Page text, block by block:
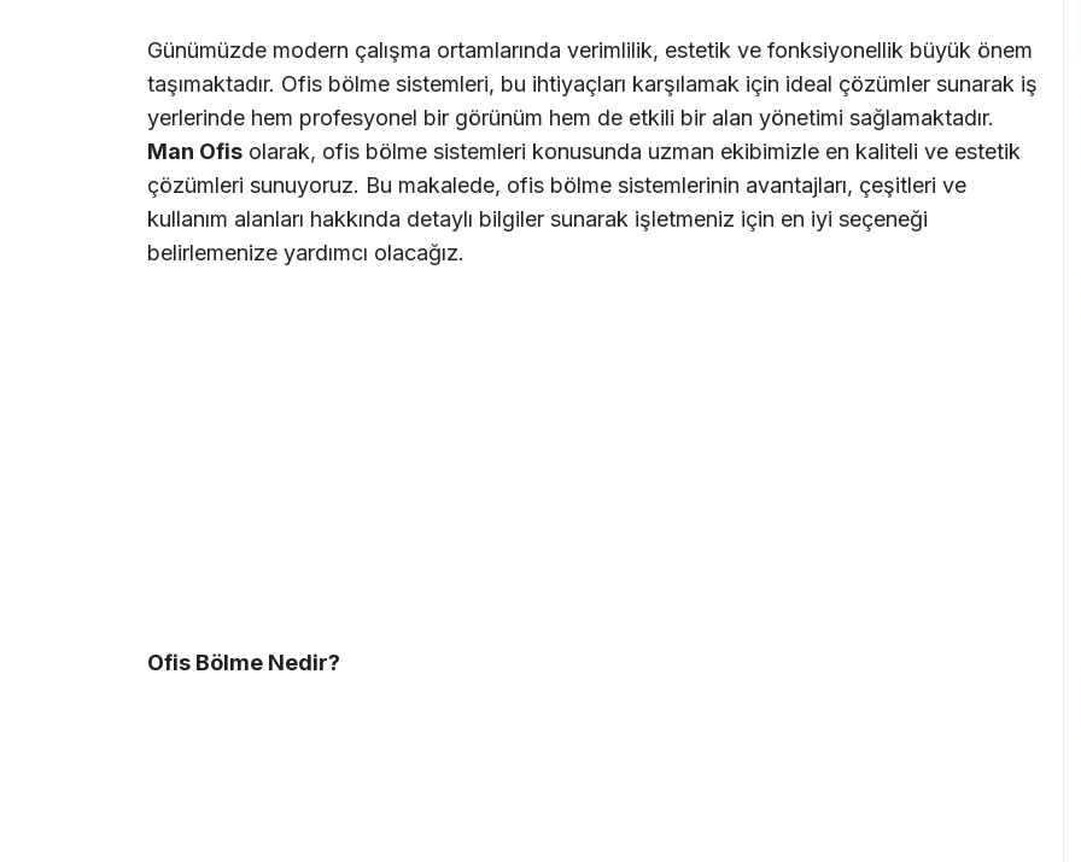
Günümüzde modern çalışma ortamlarında verimlilik, estetik ve fonksiyonellik büyük önem
taşımaktadır. Ofis bölme sistemleri, bu ihtiyaçları karşılamak için ideal çözümler sunarak iş
yerlerinde hem profesyonel bir görünüm hem de etkili bir alan yönetimi sağlamaktadır.
Man Ofis olarak, ofis bölme sistemleri konusunda uzman ekibimizle en kaliteli ve estetik
çözümleri sunuyoruz. Bu makalede, ofis bölme sistemlerinin avantajları, çeşitleri ve
kullanım alanları hakkında detaylı bilgiler sunarak işletmeniz için en iyi seçeneği
belirlemenize yardımcı olacağız.
Ofis Bölme Nedir?